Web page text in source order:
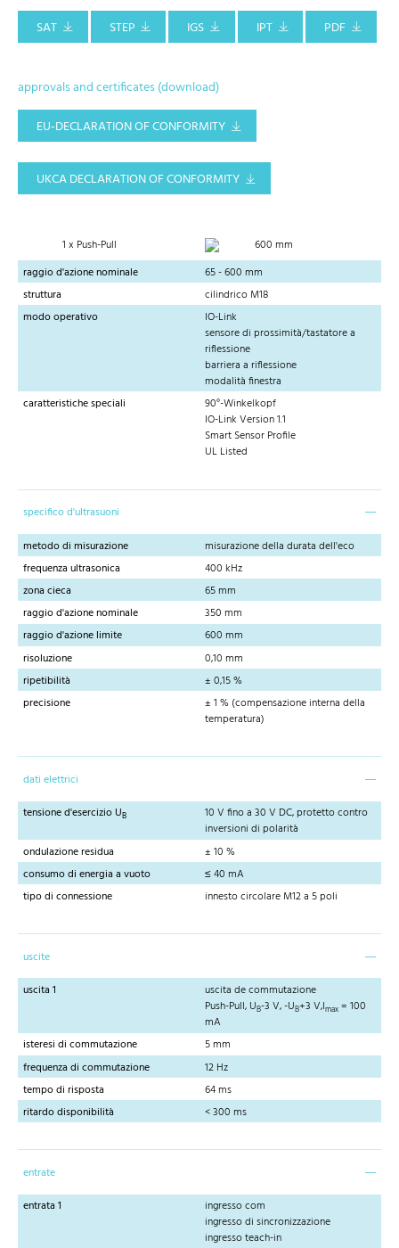
SAT
STEP IGS IPT PDF
approvals and certificates (download)
EU-DECLARATION OF CONFORMITY
UKCA DECLARATION OF CONFORMITY
1 x Push-Pull
600 mm
raggio d'azione nominale
65 - 600 mm
struttura
cilindrico M18
modo operativo
IO-Link
sensore di prossimità/tastatore a
riflessione
barriera a riflessione
modalità finestra
caratteristiche speciali
90°-Winkelkopf
IO-Link Version 1.1
Smart Sensor Profile
UL Listed
specifico d'ultrasuoni
metodo di misurazione
misurazione della durata dell'eco
frequenza ultrasonica
400 kHz
zona cieca
65 mm
raggio d'azione nominale
350 mm
raggio d'azione limite
600 mm
risoluzione
0,10 mm
ripetibilità
± 0,15 %
precisione
± 1 % (compensazione interna della
temperatura)
dati elettrici
tensione d'esercizio UB
10 V fino a 30 V DC, protetto contro
inversioni di polarità
ondulazione residua
± 10 %
consumo di energia a vuoto
≤ 40 mA
tipo di connessione
innesto circolare M12 a 5 poli
uscite
uscita 1
uscita de commutazione
Push-Pull, UB-3 V, -UB+3 V,Imax = 100
mA
isteresi di commutazione
5 mm
frequenza di commutazione
12 Hz
tempo di risposta
64 ms
ritardo disponibilità
< 300 ms
entrate
entrata 1
ingresso com
ingresso di sincronizzazione
ingresso teach-in